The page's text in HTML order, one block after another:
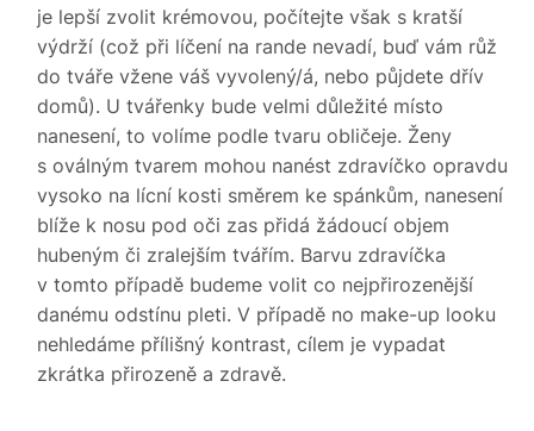
je lepší zvolit krémovou, počítejte však s kratší
výdrží (což při líčení na rande nevadí, buď vám růž
do tváře vžene váš vyvolený/á, nebo půjdete dřív
domů). U tvářenky bude velmi důležité místo
nanesení, to volíme podle tvaru obličeje. Ženy
s oválným tvarem mohou nanést zdravíčko opravdu
vysoko na lícní kosti směrem ke spánkům, nanesení
blíže k nosu pod oči zas přidá žádoucí objem
hubeným či zralejším tvářím. Barvu zdravíčka
v tomto případě budeme volit co nejpřirozenější
danému odstínu pleti. V případě no make-up looku
nehledáme přílišný kontrast, cílem je vypadat
zkrátka přirozeně a zdravě.